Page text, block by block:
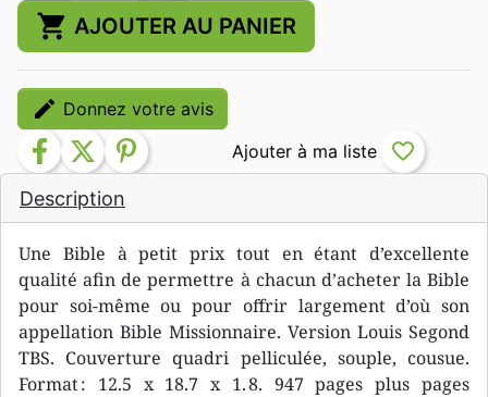
Description
Une Bible à petit prix tout en étant d’excellente
qualité afin de permettre à chacun d’acheter la Bible
pour soi-même ou pour offrir largement d’où son
appellation Bible Missionnaire. Version Louis Segond
TBS. Couverture quadri pelliculée, souple, cousue.
Format : 12.5 x 18.7 x 1. 8. 947 pages plus pages
shopping_cart AJOUTER AU PANIER
edit Donnez votre avis
facebook twitter pinterest favorite_border